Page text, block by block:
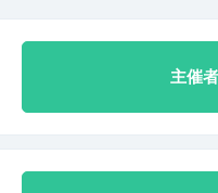
主催